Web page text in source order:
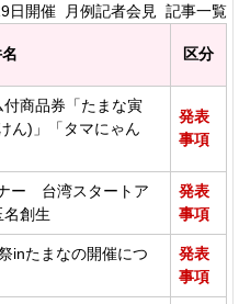
日開催 月例記者会見 記事一覧
区分
商品券「たまな寅
ん)」「タマにゃん
発表
事項
ー 台湾スタートア
名創生
発表
事項
inたまなの開催につ
発表
事項